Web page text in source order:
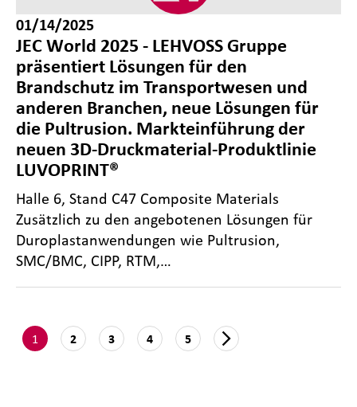
01/14/2025
JEC World 2025 - LEHVOSS Gruppe
präsentiert Lösungen für den
Brandschutz im Transportwesen und
anderen Branchen, neue Lösungen für
die Pultrusion. Markteinführung der
neuen 3D-Druckmaterial-Produktlinie
LUVOPRINT®
Halle 6, Stand C47 Composite Materials
Zusätzlich zu den angebotenen Lösungen für
Duroplastanwendungen wie Pultrusion,
SMC/BMC, CIPP, RTM,…
1 2 3 4 5